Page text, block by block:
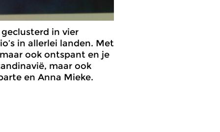
in vier
in allerlei landen. Met
ook ontspant en je
maar ook
en Anna Mieke.